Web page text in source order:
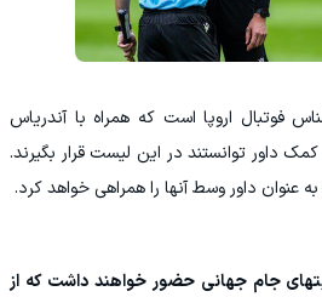
فوتبال اروپا است که همراه با آندریاس
داور توانستند در این لیست قرار بگیرند.
داور وسط آنها را همراهی خواهد کرد.
جام جهانی حضور خواهند داشت که از